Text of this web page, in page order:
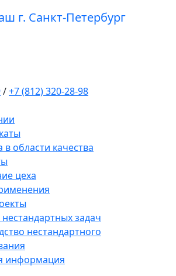
/+7 (812) 320-28-98
в области качества
цеха
задач
нестандартного
информация